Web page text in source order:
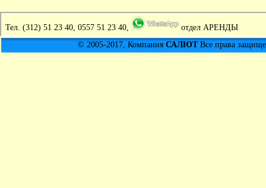
Тел. (312) 51 23 40, 0557 51 23 40,
отдел АРЕНДЫ
© 2005-2017, Компания САЛЮТВсе права